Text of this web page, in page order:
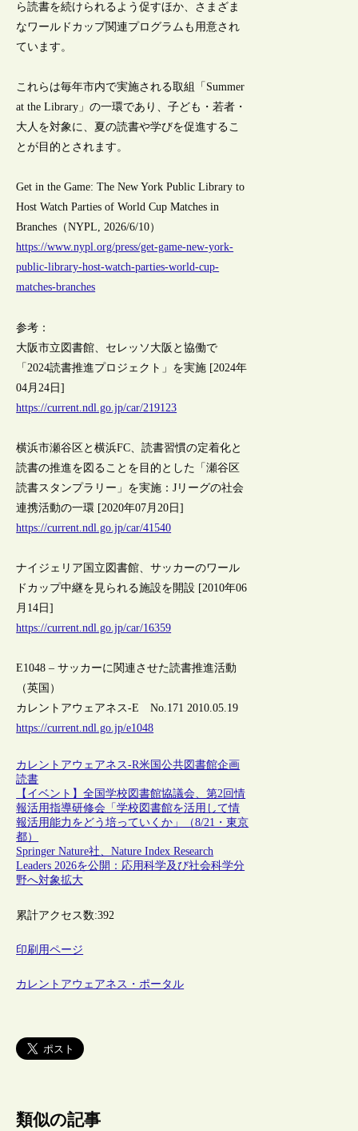
ら読書を続けられるよう促すほか、さまざま
なワールドカップ関連プログラムも用意され
ています。
これらは毎年市内で実施される取組「Summer
at the Library」の一環であり、子ども・若者・
大人を対象に、夏の読書や学びを促進するこ
とが目的とされます。
Get in the Game: The New York Public Library to
Host Watch Parties of World Cup Matches in
Branches（NYPL, 2026/6/10）
https://www.nypl.org/press/get-game-new-york-
public-library-host-watch-parties-world-cup-
matches-branches
参考：
大阪市立図書館、セレッソ大阪と協働で
「2024読書推進プロジェクト」を実施 [2024年
04月24日]
https://current.ndl.go.jp/car/219123
横浜市瀬谷区と横浜FC、読書習慣の定着化と
読書の推進を図ることを目的とした「瀬谷区
読書スタンプラリー」を実施：Jリーグの社会
連携活動の一環 [2020年07月20日]
https://current.ndl.go.jp/car/41540
ナイジェリア国立図書館、サッカーのワール
ドカップ中継を見られる施設を開設 [2010年06
月14日]
https://current.ndl.go.jp/car/16359
E1048 – サッカーに関連させた読書推進活動
（英国）
カレントアウェアネス-E No.171 2010.05.19
https://current.ndl.go.jp/e1048
カレントアウェアネス-R米国公共図書館企画
読書
【イベント】全国学校図書館協議会、第2回情
報活用指導研修会「学校図書館を活用して情
報活用能力をどう培っていくか」（8/21・東京
都）
Springer Nature社、Nature Index Research
Leaders 2026を公開：応用科学及び社会科学分
野へ対象拡大
累計アクセス数:392
印刷用ページ
カレントアウェアネス・ポータル
類似の記事